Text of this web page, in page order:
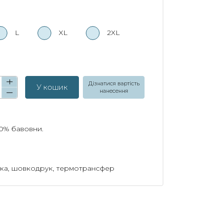
L XL 2XL
У кошик
Дізнатися вартість
нанесення
бавовни.
шовкодрук, термотрансфер